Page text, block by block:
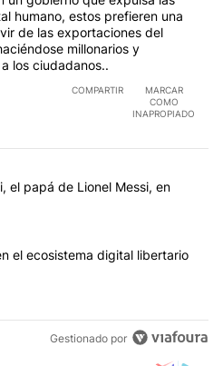
humano, estos prefieren una
de las exportaciones del
millonarios y
los ciudadanos..
COMPARTIR
MARCAR
COMO
INAPROPIADO
con más comentarios en los
título "Murió Jorge Messi, el
el papá de Lionel Messi, en
título "Luces y alarmas en el
el ecosistema digital libertario
Gestionado por